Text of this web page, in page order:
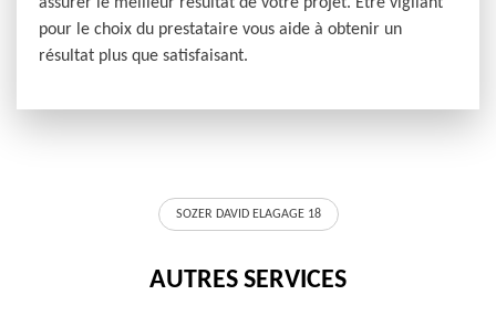
pour le choix du prestataire vous aide à obtenir un
résultat plus que satisfaisant.
SOZER DAVID ELAGAGE 18
AUTRES SERVICES